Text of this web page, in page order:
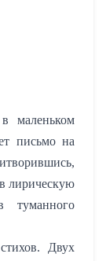
маленьком
письмо на
лирическую
туманного
Двух